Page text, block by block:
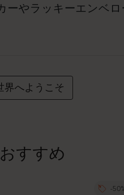
やラッキーエンベ
界へようこそ
すすめ
-